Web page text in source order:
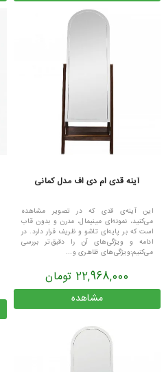
آینه قدی ام دی اف مدل کمانی
این آینه‌ی قدی که در تصویر مشاهده
می‌کنید، نمونه‌ای مینیمال، مدرن و بدون قاب
است که بر پایه‌ای تاشو و ظریف قرار دارد. در
ادامه و ویژگی‌های آن را دقیق‌تر بررسی
می‌کنیم:ویژگی‌های ظاهری و...
22,968,000 تومان
مشاهده